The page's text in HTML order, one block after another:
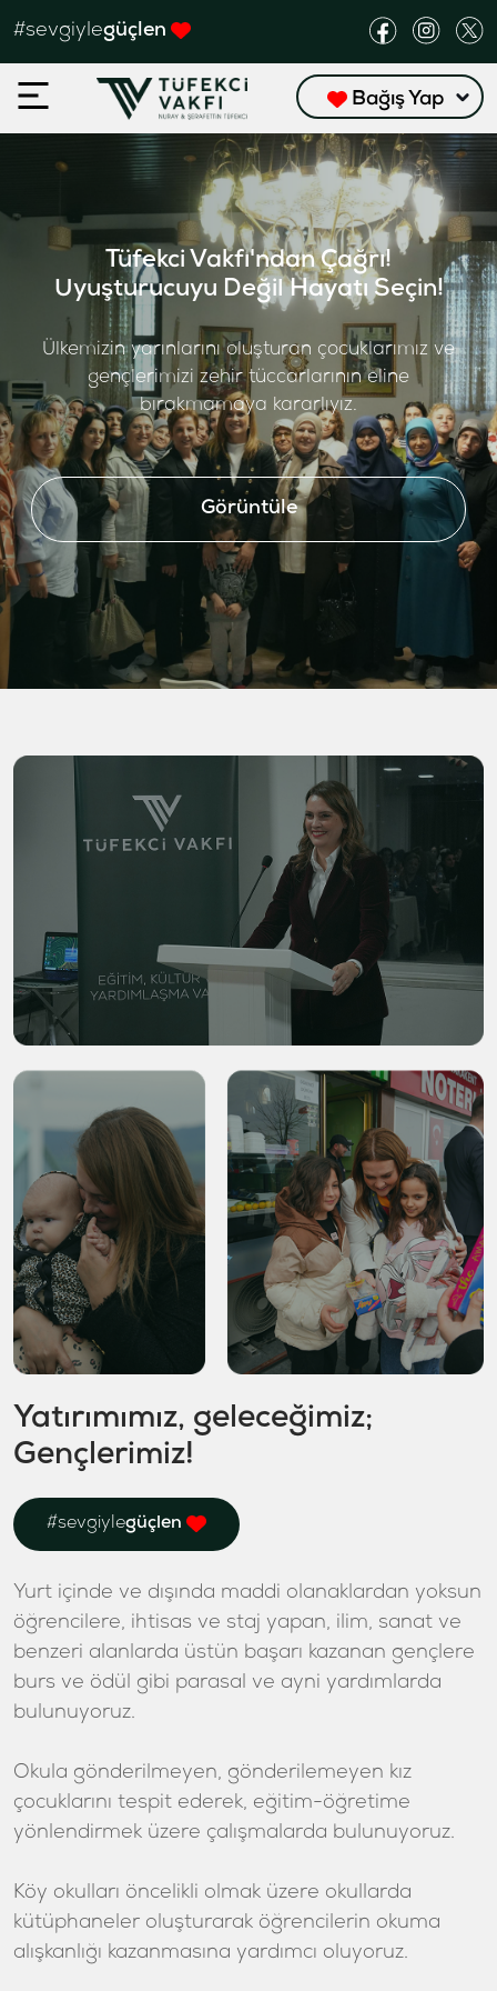
#sevgiylegüçlen
Bağış Yap
Tüfekci Vakfı'ndan Çağrı!
Uyuşturucuyu Değil Hayatı Seçin!
Ülkemizin yarınlarını oluşturan çocuklarımız ve
gençlerimizi zehir tüccarlarının eline
bırakmamaya kararlıyız.
Görüntüle
Yatırımımız, geleceğimiz;
Gençlerimiz!
#sevgiylegüçlen
Yurt içinde ve dışında maddi olanaklardan yoksun
öğrencilere, ihtisas ve staj yapan, ilim, sanat ve
benzeri alanlarda üstün başarı kazanan gençlere
burs ve ödül gibi parasal ve ayni yardımlarda
bulunuyoruz.
Okula gönderilmeyen, gönderilemeyen kız
çocuklarını tespit ederek, eğitim-öğretime
yönlendirmek üzere çalışmalarda bulunuyoruz.
Köy okulları öncelikli olmak üzere okullarda
kütüphaneler oluşturarak öğrencilerin okuma
alışkanlığı kazanmasına yardımcı oluyoruz.